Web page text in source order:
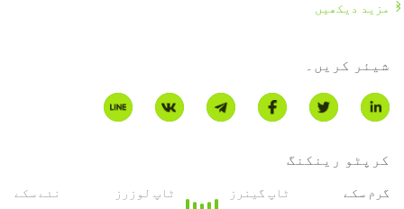
ہے، جو ایک نامزد-پروف-آف-اسٹیک کنسنسس الگورڈم ہے جو سنٹری
رہنمائی کرنے کے قابل بناتا ہے۔\n* یہ تعارف AI ترجمے کے
ذریعے تیار کیا گیا ہے اور صرف حوالہ کے لیے ہے۔
مزید دیکھیں
شیئر کریں۔
کرپٹو رینکنگ
گرم سکے ٹاپ گینرز ٹاپ لوزرز نئے سکے